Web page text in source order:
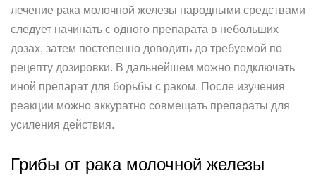
лечение рака молочной железы народными средствами
следует начинать с одного препарата в небольших
дозах, затем постепенно доводить до требуемой по
рецепту дозировки. В дальнейшем можно подключать
иной препарат для борьбы с раком. После изучения
реакции можно аккуратно совмещать препараты для
усиления действия.
Грибы от рака молочной железы